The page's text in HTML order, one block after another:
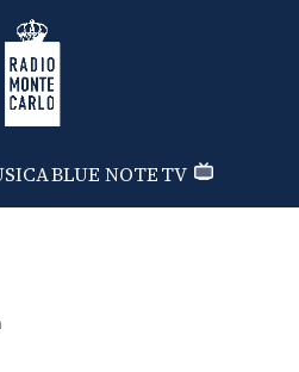
Radio Monte Carlo
BLUE NOTETV